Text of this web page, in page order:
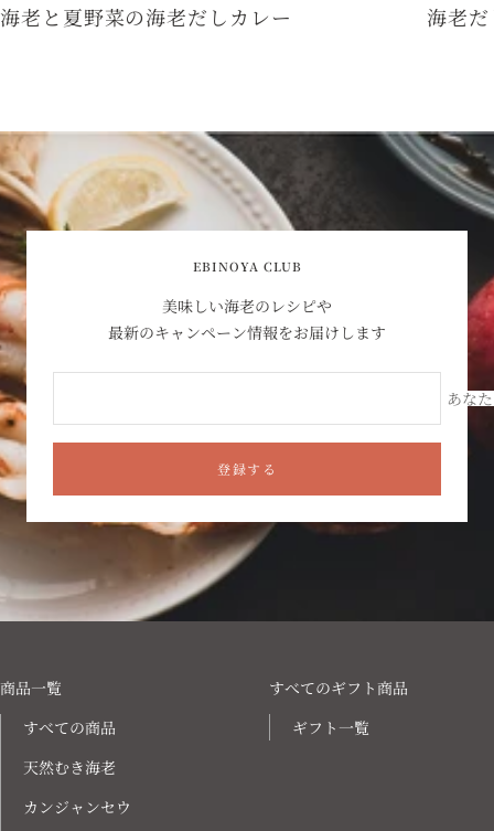
海老と夏野菜の海老だしカレー 海老
EBINOYA CLUB
美味しい海老のレシピや
最新のキャンペーン情報をお届けします
あな
登録する
商品一覧
すべての商品
天然むき海老
カンジャンセウ
すべてのギフト商品
ギフト一覧